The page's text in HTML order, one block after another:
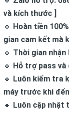
và kích thước ]
🔹 Hoàn tiền
gian cam kết mà
🔹 Thời gian nhận
🔹 Hỗ trợ pass và
🔹 Luôn kiểm tra
máy trước khi
🔹 Luôn cập nhật